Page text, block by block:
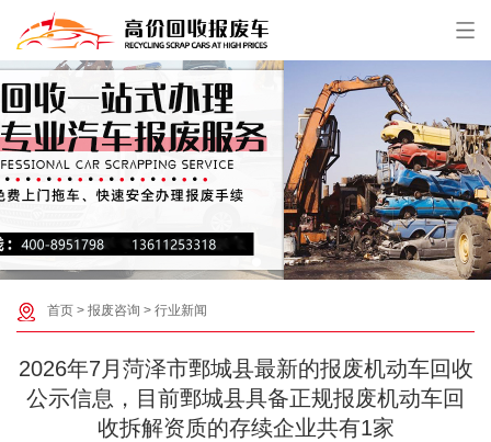
首页 > 报废咨询 > 行业新闻
2026年7月菏泽市鄄城县最新的报废机动车回收
公示信息，目前鄄城县具备正规报废机动车回
收拆解资质的存续企业共有‌1家‌